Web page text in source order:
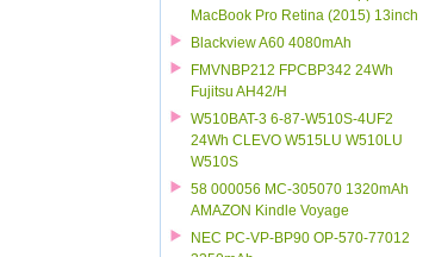
MacBook Pro Retina (2015) 13inch
Blackview A60 4080mAh
FMVNBP212 FPCBP342 24Wh
Fujitsu AH42/H
W510BAT-3 6-87-W510S-4UF2
24Wh CLEVO W515LU W510LU
W510S
58 000056 MC-305070 1320mAh
AMAZON Kindle Voyage
NEC PC-VP-BP90 OP-570-77012